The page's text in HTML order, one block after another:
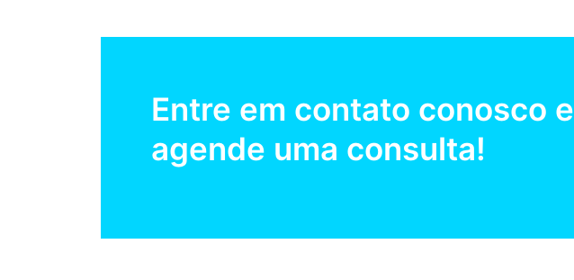
Entre em contato conosco e
agende uma consulta!